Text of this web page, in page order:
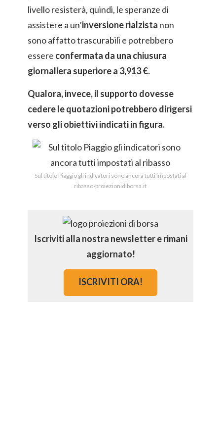
livello resisterà, quindi, le speranze di
assistere a un’inversione rialzista non
sono affatto trascurabili e potrebbero
essere confermata da una chiusura
giornaliera superiore a 3,913 €.
Qualora, invece, il supporto dovesse
cedere le quotazioni potrebbero dirigersi
verso gli obiettivi indicati in figura.
Sul titolo Piaggio gli indicatori sono ancora tutti impostati al
ribasso-proiezionidiborsa.it
Iscriviti alla nostra newsletter e rimani
aggiornato!
ISCRIVITI ORA!